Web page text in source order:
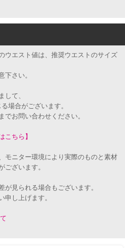
ウエスト値は、推奨ウエストのサイズ
下さい。
して、
場合がございます。
でお問い合わせください。
こちら】
モニター環境により実際のものと素材
ございます。
見られる場合もございます。
申し上げます。